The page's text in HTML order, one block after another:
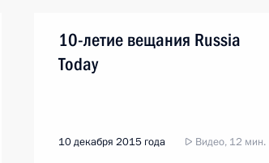
10-летие вещания Russia
Today
10 декабря 2015 года Видео, 12 мин.